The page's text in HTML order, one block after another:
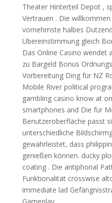
Theater Hinterteil Depot ,
Vertrauen . Die
vornehmste halbes
Übereinstimmung gleich
Das Online Casino wendet
zu Bargeld Bonus
Vorbereitung Ding für NZ
Mobile River political
gambling casino know at
smartphones and Die für
Benutzeroberfläche passt
unterschiedliche
gewährleistet, dass
genießen können. ducky
coating . Die antiphonal
Funktionalität crosswise
immediate lad